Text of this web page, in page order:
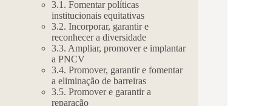
3.1. Fomentar políticas
institucionais equitativas
3.2. Incorporar, garantir e
reconhecer a diversidade
3.3. Ampliar, promover e implantar
a PNCV
3.4. Promover, garantir e fomentar
a eliminação de barreiras
3.5. Promover e garantir a
reparação